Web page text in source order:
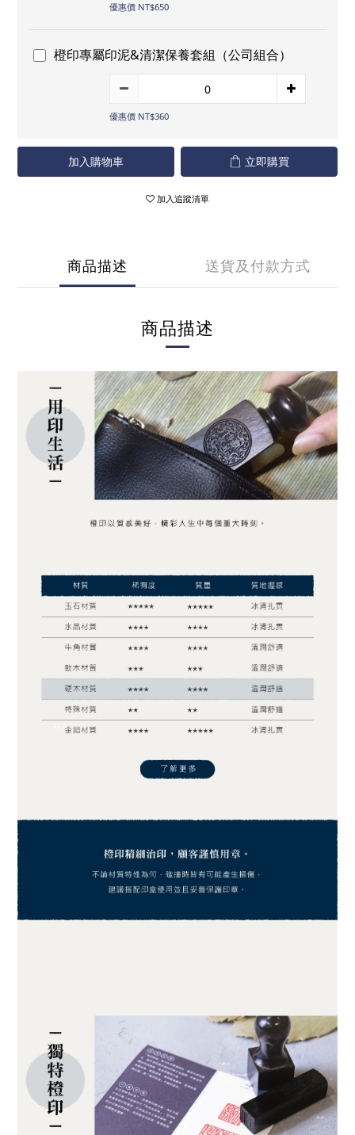
優惠價 NT$650
橙印專屬印泥&清潔保養套組（公司組合）
優惠價 NT$360
加入購物車 立即購買
加入追蹤清單
商品描述 送貨及付款方式
商品描述